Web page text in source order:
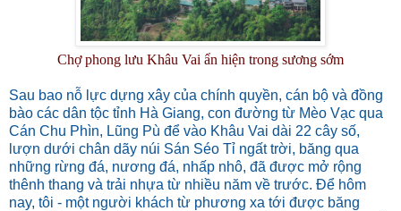
Chợ phong lưu Khâu Vai ẩn hiện trong sương sớm
Sau bao nỗ lực dựng xây của chính quyền, cán bộ và đồng
bào các dân tộc tỉnh Hà Giang, con đường từ Mèo Vạc qua
Cán Chu Phìn, Lũng Pù để vào Khâu Vai dài 22 cây số,
lượn dưới chân dãy núi Sán Séo Tỉ ngất trời, băng qua
những rừng đá, nương đá, nhấp nhô, đã được mở rộng
thênh thang và trải nhựa từ nhiều năm về trước. Để hôm
nay, tôi - một người khách từ phương xa tới được băng